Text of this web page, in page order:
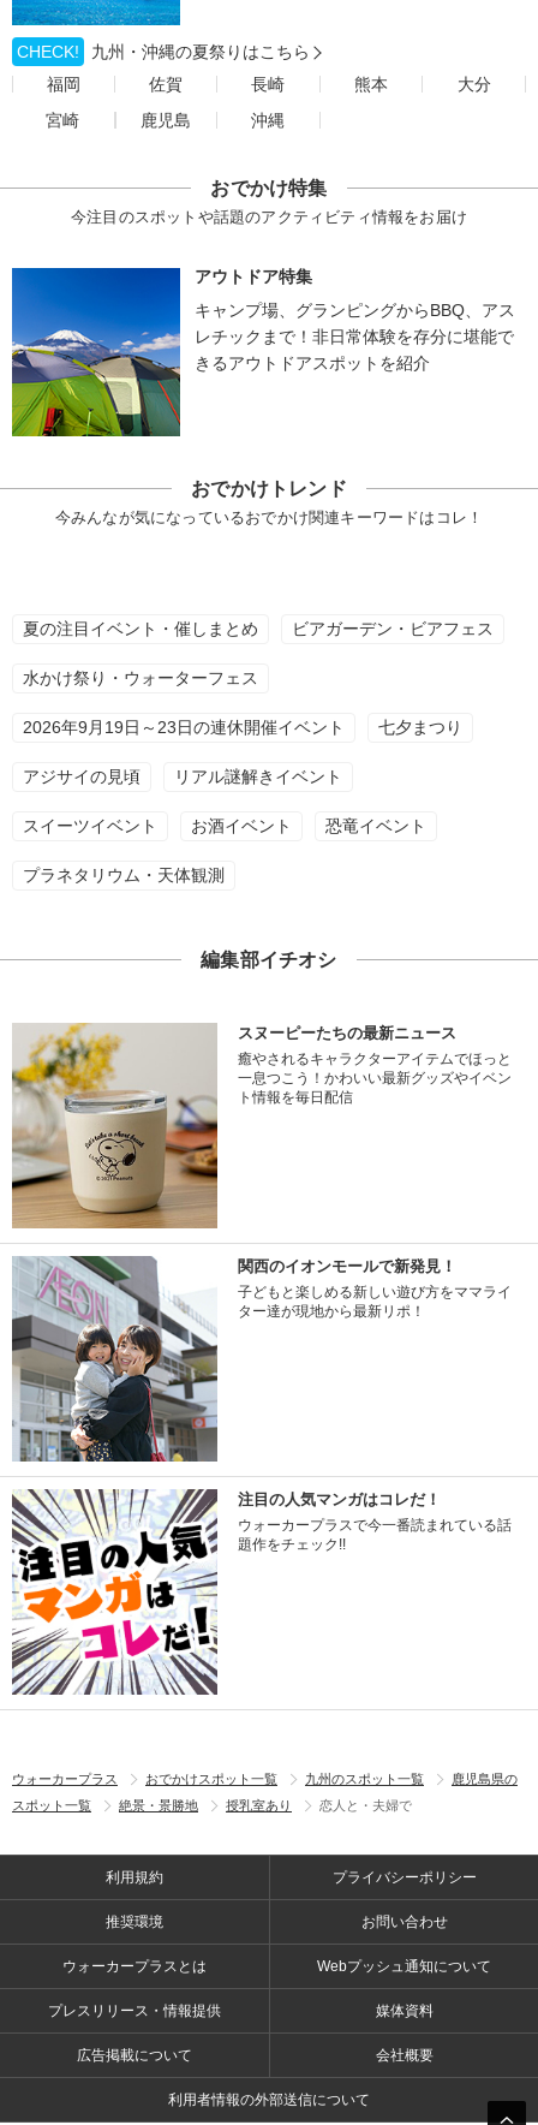
CHECK!
九州・沖縄の夏祭りはこちら
福岡
佐賀 長崎 熊本
大分
宮崎
鹿児島 沖縄
おでかけ特集
今注目のスポットや話題のアクティビティ情報をお届け
アウトドア特集
キャンプ場、グランピングからBBQ、アス
レチックまで！非日常体験を存分に堪能で
きるアウトドアスポットを紹介
おでかけトレンド
今みんなが気になっているおでかけ関連キーワードはコレ！
夏の注目イベント・催しまとめ ビアガーデン・ビアフェス
水かけ祭り・ウォーターフェス
2026年9月19日～23日の連休開催イベント 七夕まつり
アジサイの見頃 リアル謎解きイベント
スイーツイベント お酒イベント 恐竜イベント
プラネタリウム・天体観測
編集部イチオシ
スヌーピーたちの最新ニュース
癒やされるキャラクターアイテムでほっと
一息つこう！かわいい最新グッズやイベン
ト情報を毎日配信
関西のイオンモールで新発見！
子どもと楽しめる新しい遊び方をママライ
ター達が現地から最新リポ！
注目の人気マンガはコレだ！
ウォーカープラスで今一番読まれている話
題作をチェック!!
ウォーカープラス おでかけスポット一覧 九州のスポット一覧
鹿児島県の
スポット一覧
絶景・景勝地 授乳室あり 恋人と・夫婦で
利用規約 プライバシーポリシー
推奨環境 お問い合わせ
ウォーカープラスとは Webプッシュ通知について
プレスリリース・情報提供 媒体資料
広告掲載について 会社概要
利用者情報の外部送信について